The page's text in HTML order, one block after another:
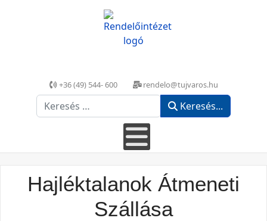
+36 (49) 544- 600 rendelo@tujvaros.hu
Keresés... Keresés...
Hajléktalanok Átmeneti
Szállása